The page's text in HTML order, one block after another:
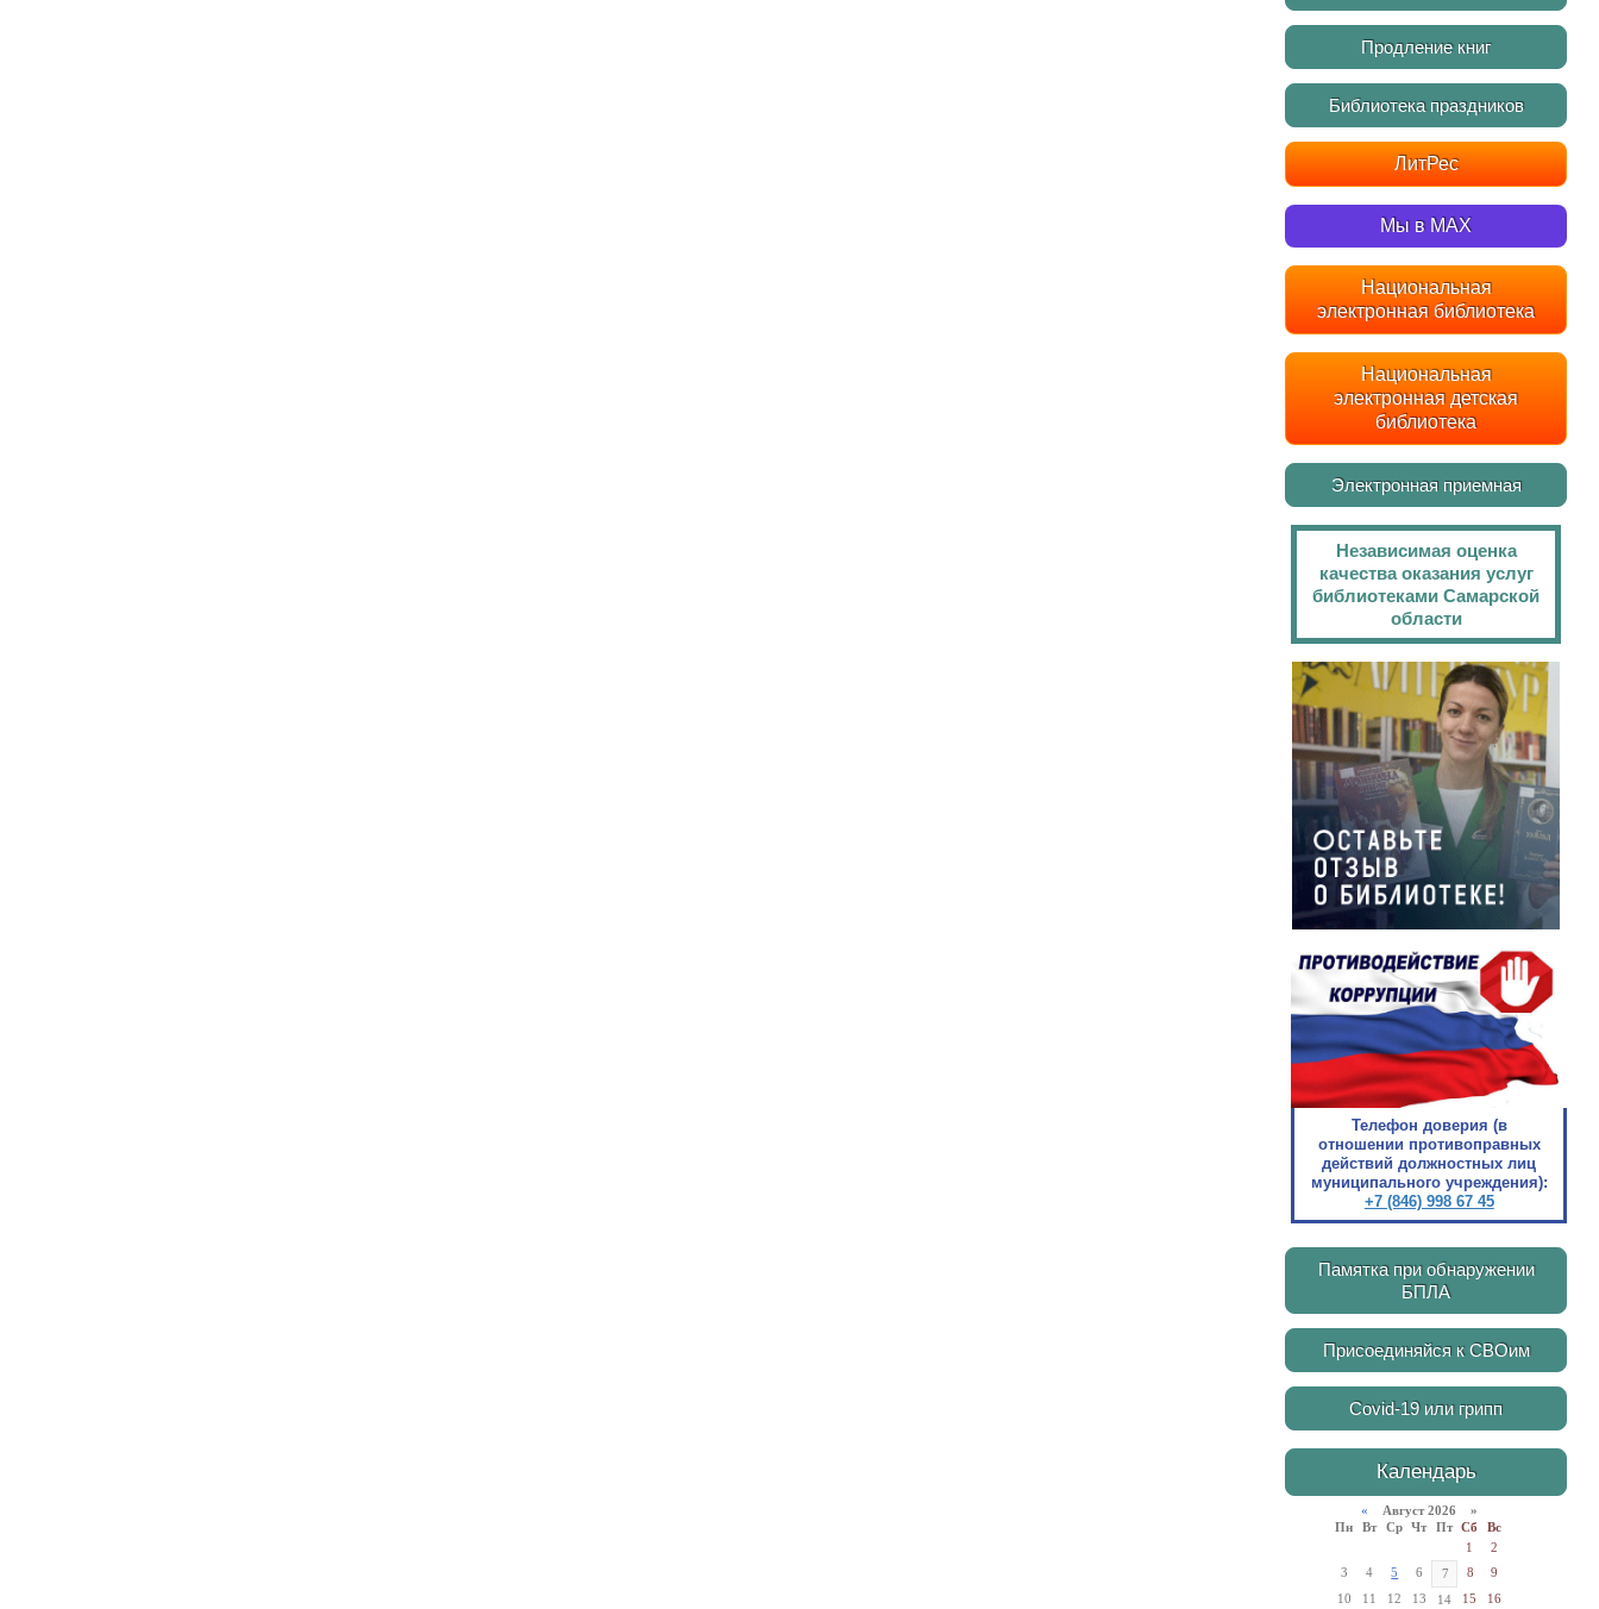
Продление книг
Библиотека праздников
ЛитРес
Мы в MAX
Национальная
электронная библиотека
Национальная
электронная детская
библиотека
Электронная приемная
Независимая оценка
качества оказания услуг
библиотеками Самарской
области
Телефон доверия (в
отношении противоправных
действий должностных лиц
муниципального учреждения):
+7 (846) 998 67 45
Памятка при обнаружении
БПЛА
Присоединяйся к СВОим
Covid-19 или грипп
Календарь
« Август 2026 »
Пн
Вт Ср Чт Пт Сб
Вс
1
2
3
4 5 6 7 8
9
10
11 12 13 14 15 16